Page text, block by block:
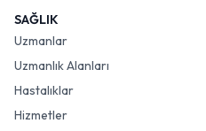
SAĞLIK
Uzmanlar
Uzmanlık Alanları
Hastalıklar
Hizmetler